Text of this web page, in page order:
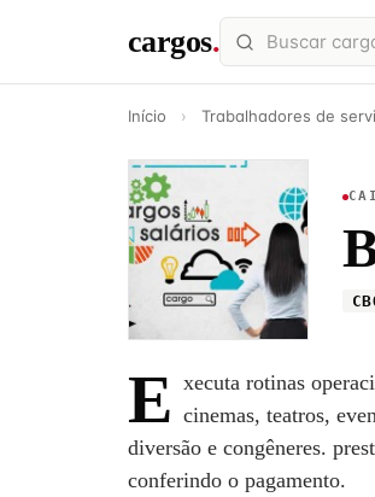
cargos.
Início › Trabalhadores de
E xecuta rotinas
cinemas, teatros,
diversão e congêneres.
conferindo o pagamento.